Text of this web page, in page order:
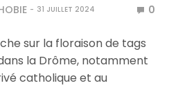
31 JUILLET 2024 0
sur la floraison de tags
la Drôme, notamment
catholique et au